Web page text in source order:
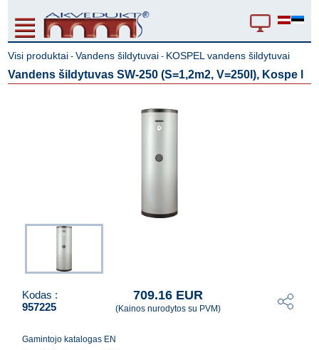
Visi produktai -Vandens šildytuvai - KOSPEL vandens šildytuvai
Vandens šildytuvas SW-250 (S=1,2m2, V=250l), Kospe l
Kodas :
957225
709.16 EUR
(Kainos nurodytos su PVM)
Gamintojo katalogas EN